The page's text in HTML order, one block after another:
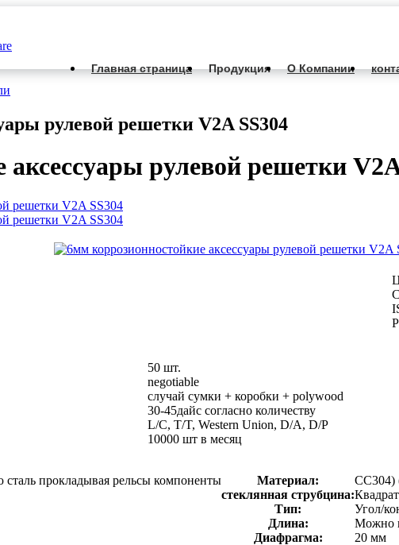
Главная страница Продукция О Компании
рулевой решетки V2A SS304
рулевой решетки
50 шт.
negotiable
случай сумки + коробки + polywood
30-45дайс согласно количеству
L/C, T/T, Western Union, D/A, D/P
10000 шт в месяц
прокладывая рельсы компоненты Материал:
СС304)
стеклянная струбцина:
Тип:
Угол/
Длина:
Можно
Диафрагма:
20 мм